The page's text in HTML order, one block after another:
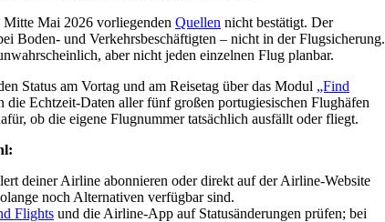
Mitte Mai 2026 vorliegenden Quellen nicht bestätigt. Der
Boden- und Verkehrsbeschäftigten – nicht in der Flugsicherung.
aber nicht jeden einzelnen Flug planbar.
Status am Vortag und am Reisetag über das Modul „Find
die Echtzeit-Daten aller fünf großen portugiesischen Flughäfen
ob die eigene Flugnummer tatsächlich ausfällt oder fliegt.
deiner Airline abonnieren oder direkt auf der Airline-Website
noch Alternativen verfügbar sind.
Flights und die Airline-App auf Statusänderungen prüfen; bei